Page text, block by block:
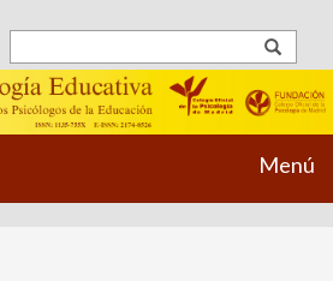
Menú